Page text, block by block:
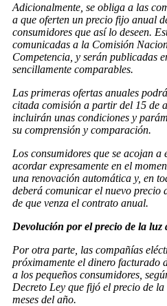
Adicionalmente, se obliga a las
a que oferten un precio fijo anual
consumidores que así lo deseen.
comunicadas a la Comisión
Competencia, y serán publicadas
sencillamente comparables.
Las primeras ofertas anuales
citada comisión a partir del 15 de
incluirán unas condiciones y
su comprensión y comparación.
Los consumidores que se acojan
acordar expresamente en el
una renovación automática y, en
deberá comunicar el nuevo precio
de que venza el contrato anual.
Devolución por el precio de la luz
Por otra parte, las compañías
próximamente el dinero facturado
a los pequeños consumidores,
Decreto Ley que fijó el precio de
meses del año.